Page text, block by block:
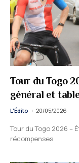
Tour du Togo
général et
L'Édito 20/05/2026
Tour du Togo 2026 –
récompenses